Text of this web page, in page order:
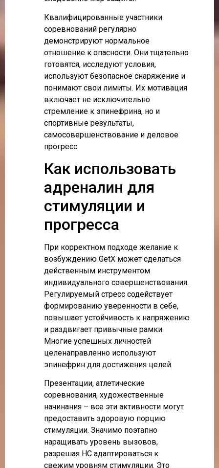
Квалифицированные участники
соревнований регулярно
демонстрируют нормальное
отношение к опасности. Они тщательно
готовятся, исследуют условия,
используют безопасное снаряжение и
понимают свои лимиты. Их мотивация
включает не исключительно
стремление к эпинефрина, но и
спортивные результаты,
самосовершенствование и деловое
прогресс.
Как использовать
адреналин для
стимуляции и
прогресса
При корректном подходе желание к
возбуждению GetX может сделаться
действенным инструментом
индивидуального совершенствования.
Регулируемый стресс содействует
формированию уверенности в себе,
повышает устойчивость к напряжению
и раздвигает привычные рамки.
Многие успешных личностей
целенаправленно используют
эпинефрин для достижения целей.
Презентации, атлетические
соревнования, художественные
начинания – все эти активности могут
предоставить здоровую порцию
стимуляции. Значимо поэтапно
наращивать уровень вызовов,
разрешая НС адаптироваться к
свежим уровням стимуляции. Это